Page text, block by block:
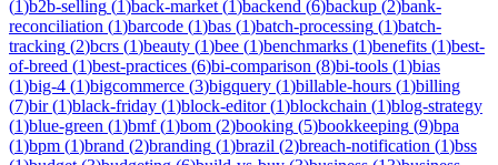
(1)b2b-selling (1)back-market (1)backend (6)backup (2)bank-
reconciliation (1)barcode (1)bas (1)batch-processing (1)batch-
tracking (2)bcrs (1)beauty (1)bee (1)benchmarks (1)benefits (1)best-
of-breed (1)best-practices (6)bi-comparison (8)bi-tools (1)bias
(1)big-4 (1)bigcommerce (3)bigquery (1)billable-hours (1)billing
(7)bir(1)black-friday (1)block-editor(1)blockchain (1)blog-strategy
(1)blue-green (1)bmf(1)bom (2)booking (5)bookkeeping (9)bpa
(1)bpm (1)brand (2)branding (1)brazil (2)breach-notification (1)bss